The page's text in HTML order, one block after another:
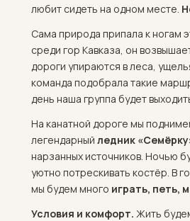
любит сидеть на одном месте.
Сама природа припала к ногам
среди гор Кавказа, он
дороги упираются в леса,
команда подобрала такие
день наша группа будет
На канатной дороге мы
легендарный ледник
нарзанных источников. Ночью
уютно потрескивать костёр. В
мы будем много играть, петь,
Условия и комфорт. Жить